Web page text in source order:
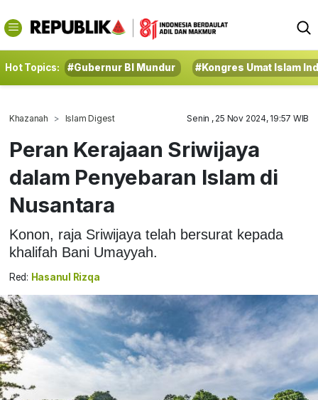
Hot Topics: #Gubernur BI Mundur #Kongres Umat Islam
Khazanah Islam Digest Senin , 25 Nov 2024, 19:57 WIB
Peran Kerajaan Sriwijaya
dalam Penyebaran Islam di
Nusantara
Konon, raja Sriwijaya telah bersurat kepada
khalifah Bani Umayyah.
Red: Hasanul Rizqa